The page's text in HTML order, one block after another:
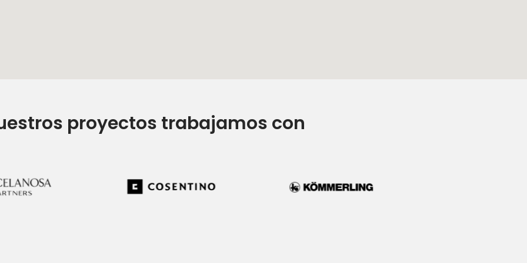
proyectos trabajamos con